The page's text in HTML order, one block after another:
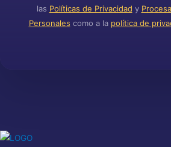
las Políticas de Privacidad y
Personales como a la política de